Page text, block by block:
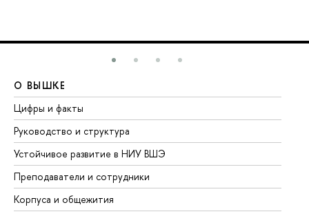
О ВЫШКЕ
Цифры и факты
Руководство и структура
Устойчивое развитие в НИУ ВШЭ
Преподаватели и сотрудники
Корпуса и общежития